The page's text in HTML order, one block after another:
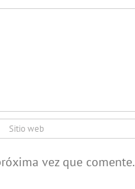
vez que comente.